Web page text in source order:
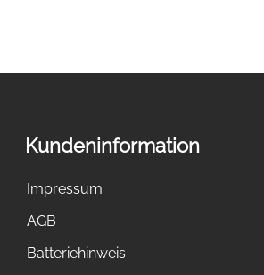
Kundeninformation
Impressum
AGB
Batteriehinweis